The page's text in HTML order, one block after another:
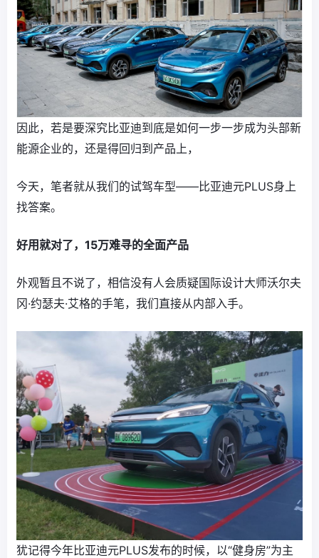
因此，若是要深究比亚迪到底是如何一步一步成为头部新
能源企业的，还是得回归到产品上，
今天，笔者就从我们的试驾车型——比亚迪元PLUS身上
找答案。
好用就对了，15万难寻的全面产品
外观暂且不说了，相信没有人会质疑国际设计大师沃尔夫
冈·约瑟夫·艾格的手笔，我们直接从内部入手。
犹记得今年比亚迪元PLUS发布的时候，以“健身房”为主